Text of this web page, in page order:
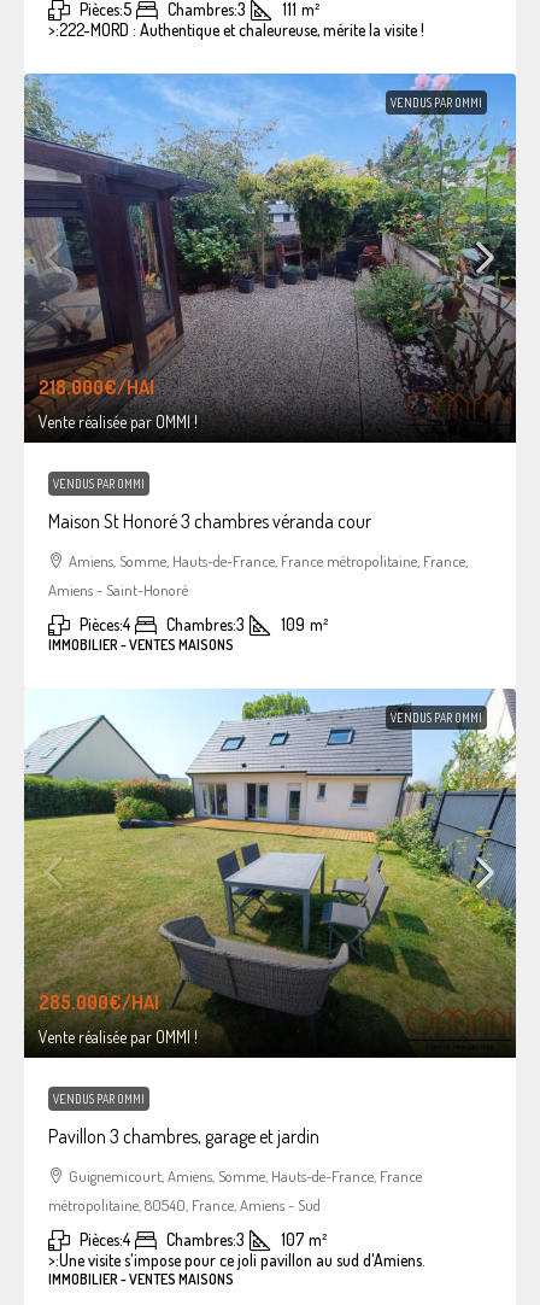
Pièces:5 Chambres:3 111 m²
>:222-MORD : Authentique et chaleureuse, mérite la visite !
VENDUS PAR OMMI
218.000€/HAI
Vente réalisée par OMMI !
VENDUS PAR OMMI
Maison St Honoré 3 chambres véranda cour
Amiens, Somme, Hauts-de-France, France métropolitaine, France,
Amiens - Saint-Honoré
Pièces:4 Chambres:3 109 m²
IMMOBILIER - VENTES MAISONS
VENDUS PAR OMMI
285.000€/HAI
Vente réalisée par OMMI !
VENDUS PAR OMMI
Pavillon 3 chambres, garage et jardin
Guignemicourt, Amiens, Somme, Hauts-de-France, France
métropolitaine, 80540, France, Amiens - Sud
Pièces:4 Chambres:3 107 m²
>:Une visite s'impose pour ce joli pavillon au sud d'Amiens.
IMMOBILIER - VENTES MAISONS